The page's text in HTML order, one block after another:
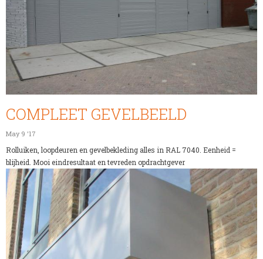
COMPLEET GEVELBEELD
May 9 '17
Rolluiken, loopdeuren en gevelbekleding alles in RAL 7040. Eenheid =
blijheid. Mooi eindresultaat en tevreden opdrachtgever